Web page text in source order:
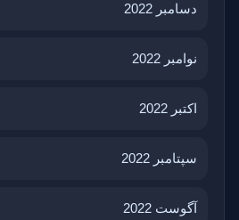
دسامبر 2022
نوامبر 2022
اکتبر 2022
سپتامبر 2022
آگوست 2022